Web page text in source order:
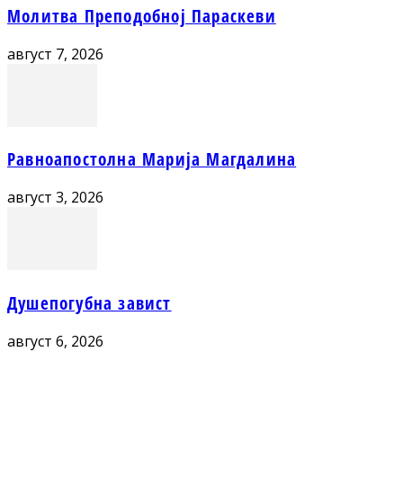
Молитва Преподобној Параскеви
август 7, 2026
Равноапостолна Марија Магдалина
август 3, 2026
Душепогубна завист
август 6, 2026